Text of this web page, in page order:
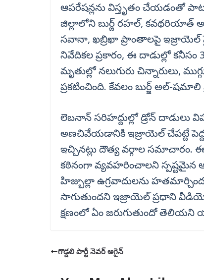
ఆపరేషన్లను విస్తృతం చేయడంతో
జిల్లాలోని బుర్జ్ రహల్, కవథరియాత్
సవానా, ఖబ్రిఖా ప్రాంతాలపై ఇజ్రాయెల్
నివేదికల ప్రకారం, ఈ దాడుల్లో
మృతుల్లో నలుగురు చిన్నారులు,
ప్రకటించింది. కేవలం బుర్జ్ అల్-
లెబనాన్ సరిహద్దుల్లో డ్రోన్ దాడులు
అణచివేయడానికి ఇజ్రాయెల్ చేపట్టే పెద్ద
ఇచ్చినట్లు దౌత్య వర్గాల
కఠినంగా వ్యవహరించాలని
హిజ్బుల్లా ఉగ్రవాదులను
సాగుతుందని ఇజ్రాయెల్ ప్రధాని
క్షణంలో ఏం జరుగుతుందో
గొడ్డలి పార్టీ నెవర్ అగైన్